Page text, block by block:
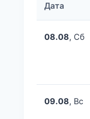
Дата
08.08, Сб
09.08, Вс